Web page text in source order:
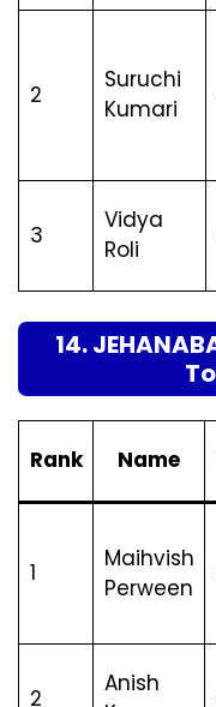
2
Suruchi
Kumari
3
Vidya
Roli
14.
Rank Name
1
Maihvish
Perween
2
Anish